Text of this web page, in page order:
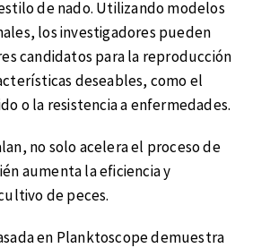
de nado. Utilizando modelos
los investigadores pueden
candidatos para la reproducción
deseables, como el
o la resistencia a enfermedades.
no solo acelera el proceso de
aumenta la eficiencia y
de peces.
en Planktoscope demuestra